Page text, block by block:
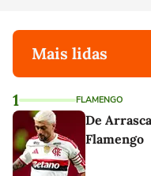
Mais lidas
1 FLAMENGO
De
Flamengo